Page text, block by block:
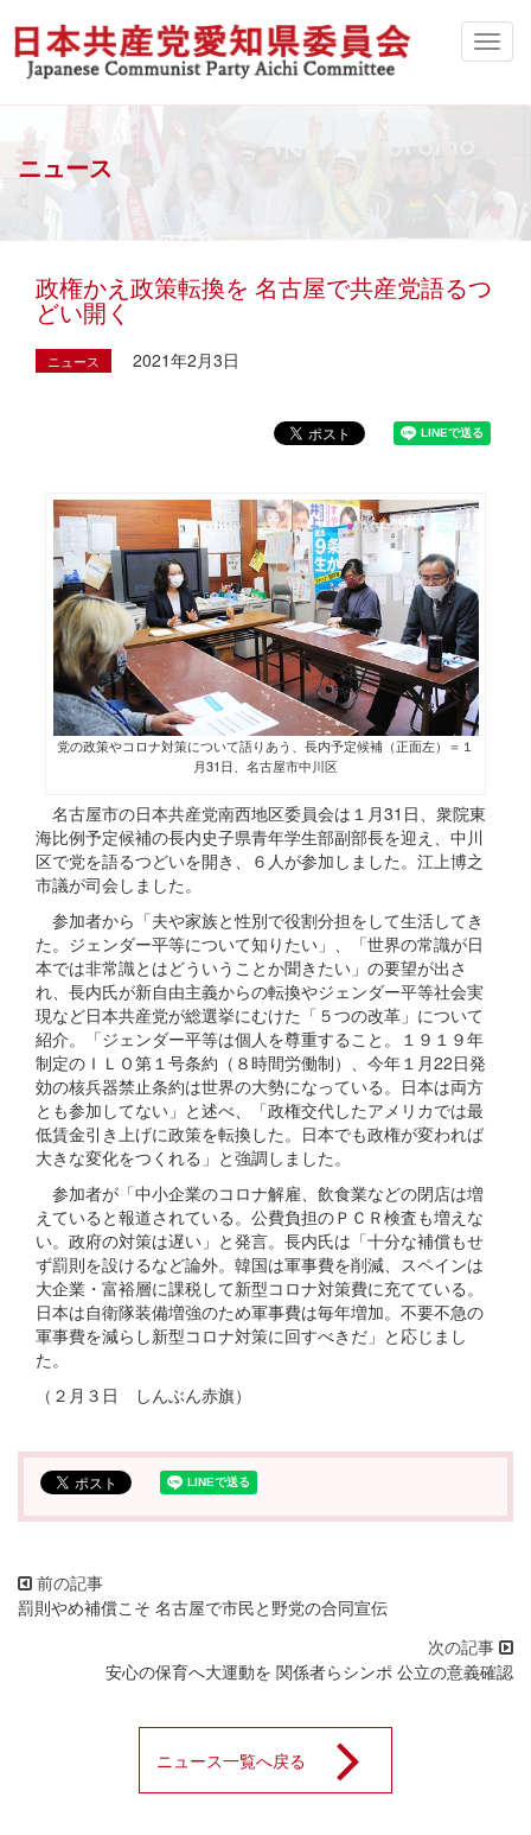
ニュース
政権かえ政策転換を 名古屋で共産党語るつ
どい開く
ニュース 2021年2月3日
党の政策やコロナ対策について語りあう、長内予定候補（正面左）＝１
月31日、名古屋市中川区
名古屋市の日本共産党南西地区委員会は１月31日、衆院東
海比例予定候補の長内史子県青年学生部副部長を迎え、中川
区で党を語るつどいを開き、６人が参加しました。江上博之
市議が司会しました。
参加者から「夫や家族と性別で役割分担をして生活してき
た。ジェンダー平等について知りたい」、「世界の常識が日
本では非常識とはどういうことか聞きたい」の要望が出さ
れ、長内氏が新自由主義からの転換やジェンダー平等社会実
現など日本共産党が総選挙にむけた「５つの改革」について
紹介。「ジェンダー平等は個人を尊重すること。１９１９年
制定のＩＬＯ第１号条約（８時間労働制）、今年１月22日発
効の核兵器禁止条約は世界の大勢になっている。日本は両方
とも参加してない」と述べ、「政権交代したアメリカでは最
低賃金引き上げに政策を転換した。日本でも政権が変われば
大きな変化をつくれる」と強調しました。
参加者が「中小企業のコロナ解雇、飲食業などの閉店は増
えていると報道されている。公費負担のＰＣＲ検査も増えな
い。政府の対策は遅い」と発言。長内氏は「十分な補償もせ
ず罰則を設けるなど論外。韓国は軍事費を削減、スペインは
大企業・富裕層に課税して新型コロナ対策費に充てている。
日本は自衛隊装備増強のため軍事費は毎年増加。不要不急の
軍事費を減らし新型コロナ対策に回すべきだ」と応じまし
た。
（２月３日 しんぶん赤旗）
罰則やめ補償こそ 名古屋で市民と野党の合同宣伝
安心の保育へ大運動を 関係者らシンポ 公立の意義確認
ニュース一覧へ戻る